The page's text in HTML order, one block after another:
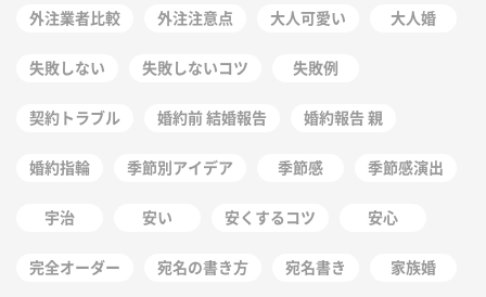
外注業者比較 外注注意点 大人可愛い 大人婚
失敗しない 失敗しないコツ 失敗例
契約トラブル 婚約前 結婚報告 婚約報告 親
婚約指輪 季節別アイデア 季節感 季節感演出
宇治 安い 安くするコツ 安心
完全オーダー 宛名の書き方 宛名書き 家族婚